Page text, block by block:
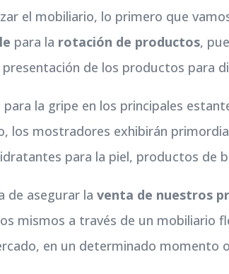
el mobiliario, lo primero que
para la rotación de productos,
de los productos para
la gripe en los principales
los mostradores exhibirán
para la piel, productos de
de asegurar laventa de nuestros
mismos a través de un mobiliario
en un determinado momento